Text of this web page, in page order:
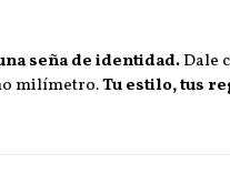
seña de identidad.Dale
milímetro.Tu estilo, tus